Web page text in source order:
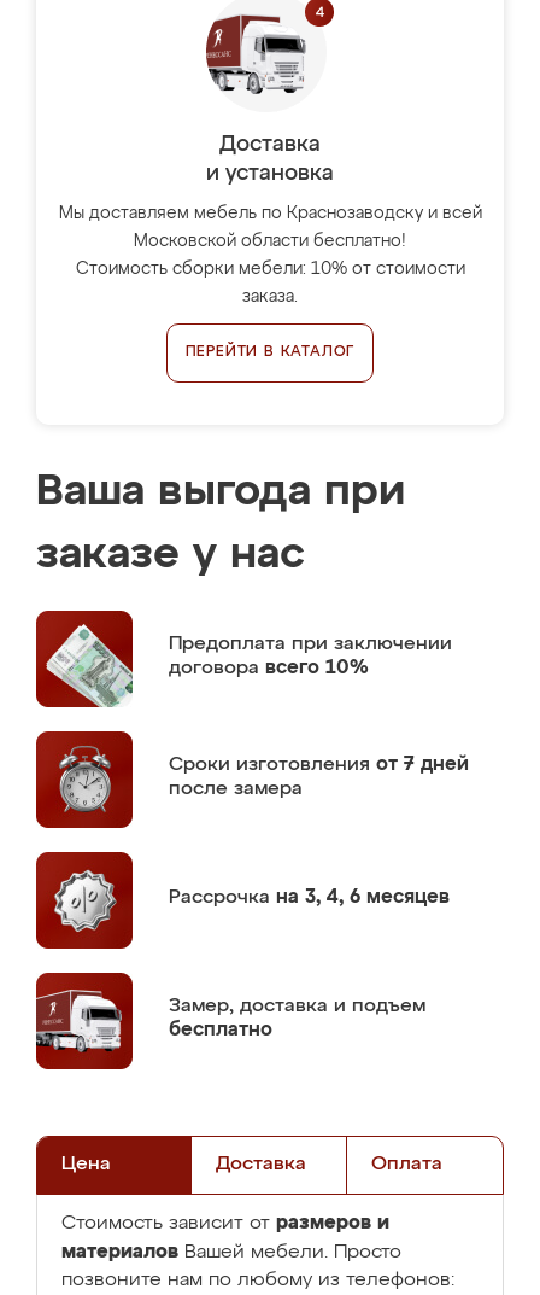
Доставка
и установка
Мы доставляем мебель по Краснозаводску и всей
Московской области бесплатно!
Стоимость сборки мебели: 10% от стоимости
заказа.
ПЕРЕЙТИ В КАТАЛОГ
Ваша выгода при
заказе у нас
Предоплата при заключении
договора всего 10%
Сроки изготовления от 7 дней
после замера
Рассрочка на 3, 4, 6 месяцев
Замер, доставка и подъем
бесплатно
Цена Доставка Оплата
Стоимость зависит от размеров и
материалов Вашей мебели. Просто
позвоните нам по любому из телефонов: